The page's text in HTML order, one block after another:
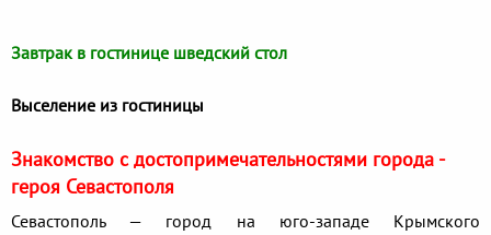
Завтрак в гостинице шведский стол
Выселение из гостиницы
Знакомство с достопримечательностями города -
героя Севастополя
Севастополь — город на юго-западе Крымского